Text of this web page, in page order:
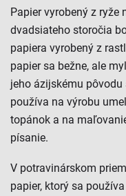
Papier vyrobený z ryže
dvadsiateho storočia
papiera vyrobený z
papier sa bežne, ale
jeho ázijskému pôvodu
používa na výrobu
topánok a na
písanie.
V potravinárskom
papier, ktorý sa